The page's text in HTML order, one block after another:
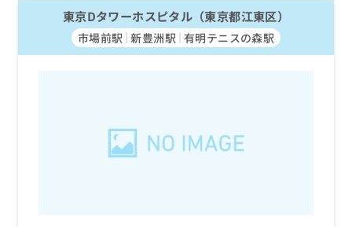
東京Dタワーホスピタル（東京都江東区）
市場前駅 新豊洲駅 有明テニスの森駅